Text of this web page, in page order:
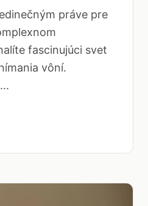
práve pre
fascinujúci svet
vôní.